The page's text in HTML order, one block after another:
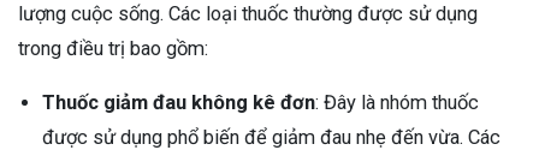
lượng cuộc sống. Các loại thuốc thường được sử dụng
trong điều trị bao gồm:
Thuốc giảm đau không kê đơn: Đây là nhóm thuốc
được sử dụng phổ biến để giảm đau nhẹ đến vừa. Các